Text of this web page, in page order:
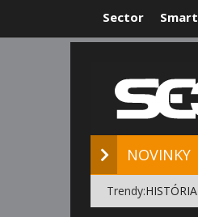
Sector
NOVINKY
Trendy:HISTÓRIA